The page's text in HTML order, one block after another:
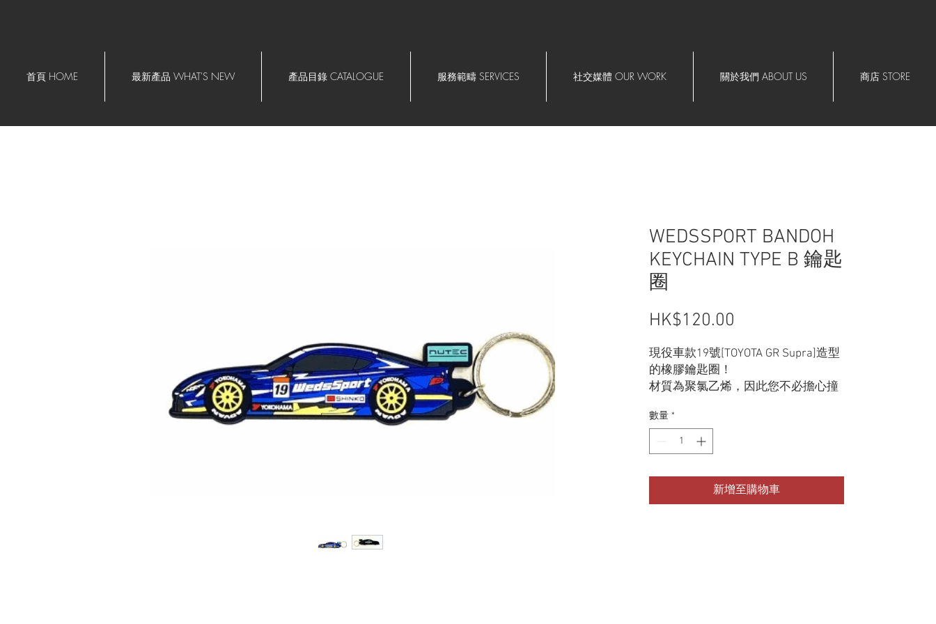
首頁 HOME 最新產品 WHAT'S NEW 產品目錄 CATALOGUE 服務範疇 SERVICES 社交媒體 OUR WORK 關於我們 ABOUT US 商店 STORE
WEDSSPORT BANDOH
KEYCHAIN TYPE B 鑰匙
圈
HK$120.00
現役車款19號[TOYOTA GR Supra]造型
的橡膠鑰匙圈！
材質為聚氯乙烯，因此您不必擔心撞
精心的設計，讓它可以固定在背包和
包包上，成為點睛之處。
車鑰匙或家鑰匙上。
它充滿了原創性！
數量 *
新增至購物車